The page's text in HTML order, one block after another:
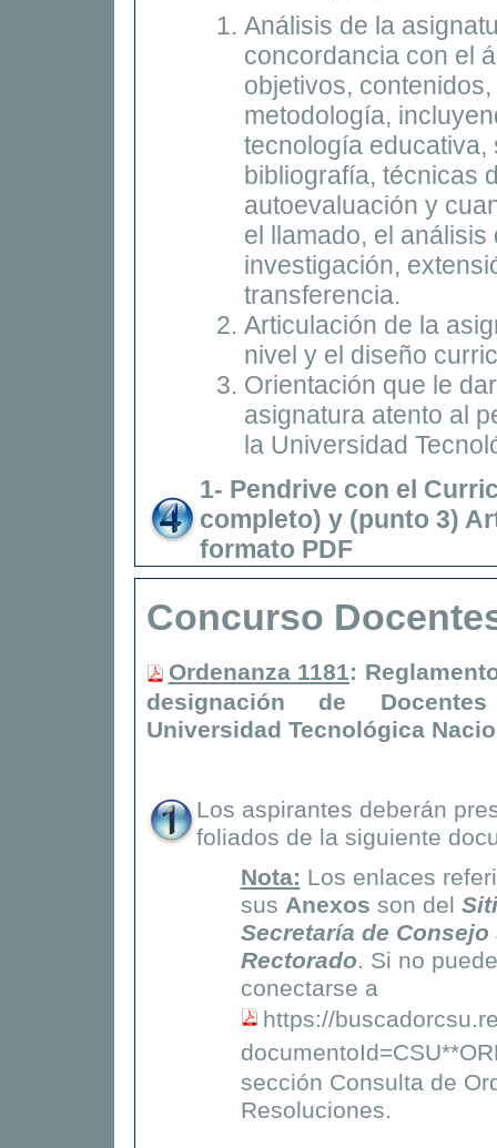
Análisis de la
concordancia con el
objetivos,
metodología,
tecnología educativa,
bibliografía, técnicas
autoevaluación y
el llamado, el
investigación,
transferencia.
Articulación de la
nivel y el diseño
Orientación que le
asignatura atento al
la Universidad
1- Pendrive con el
completo) y (punto 3)
formato PDF
Concurso
Ordenanza 1181:
designación de
Universidad Tecnológica
Los aspirantes deberán
foliados de la siguiente
Nota: Los enlaces
sus Anexos son del
Secretaría de Consejo
Rectorado. Si no
conectarse a
https://
sección Consulta de
Resoluciones.